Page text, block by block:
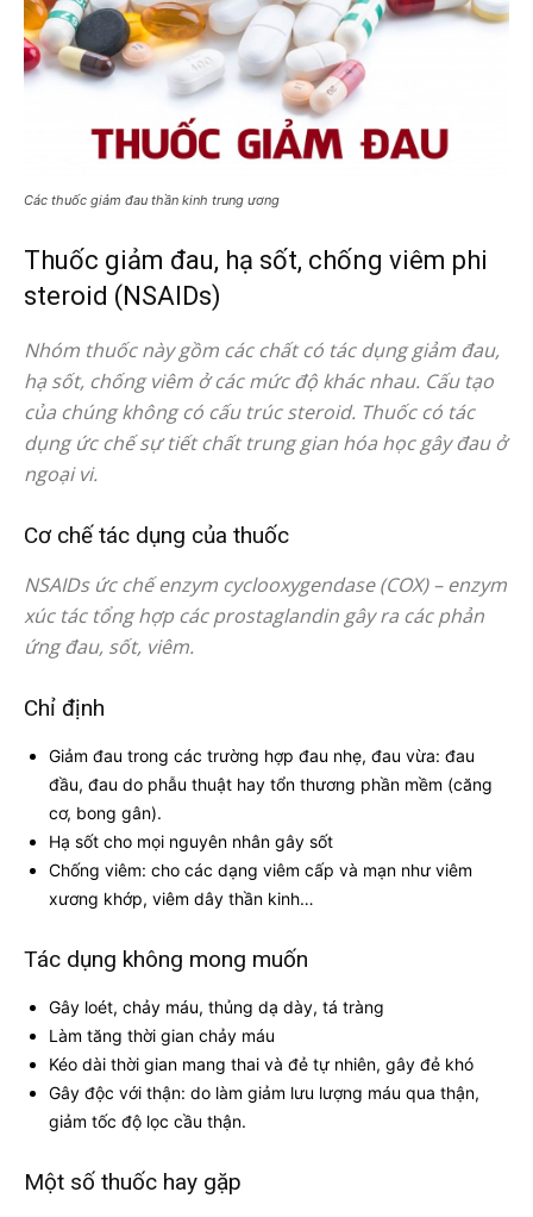
Các thuốc giảm đau thần kinh trung ương
Thuốc giảm đau, hạ sốt, chống viêm phi
steroid (NSAIDs)
Nhóm thuốc này gồm các chất có tác dụng giảm đau,
hạ sốt, chống viêm ở các mức độ khác nhau. Cấu tạo
của chúng không có cấu trúc steroid. Thuốc có tác
dụng ức chế sự tiết chất trung gian hóa học gây đau ở
ngoại vi.
Cơ chế tác dụng của thuốc
NSAIDs ức chế enzym cyclooxygendase (COX) – enzym
xúc tác tổng hợp các prostaglandin gây ra các phản
ứng đau, sốt, viêm.
Chỉ định
Giảm đau trong các trường hợp đau nhẹ, đau vừa: đau
đầu, đau do phẫu thuật hay tổn thương phần mềm (căng
cơ, bong gân).
Hạ sốt cho mọi nguyên nhân gây sốt
Chống viêm: cho các dạng viêm cấp và mạn như viêm
xương khớp, viêm dây thần kinh…
Tác dụng không mong muốn
Gây loét, chảy máu, thủng dạ dày, tá tràng
Làm tăng thời gian chảy máu
Kéo dài thời gian mang thai và đẻ tự nhiên, gây đẻ khó
Gây độc với thận: do làm giảm lưu lượng máu qua thận,
giảm tốc độ lọc cầu thận.
Một số thuốc hay gặp